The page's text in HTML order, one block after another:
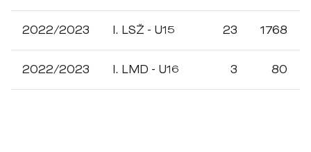
2022/2023 I. LSŽ - U15 23 1768
2022/2023 I. LMD - U16 3 80